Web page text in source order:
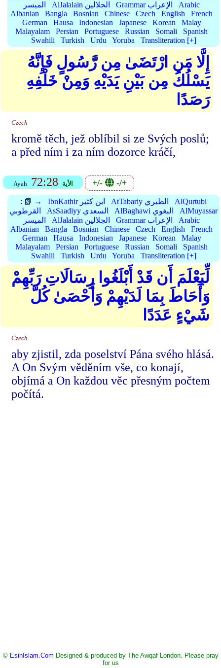
الميسر
AlJalalain الجلالين Grammar الإعراب
Arabic
Albanian
Bangla Bosnian Chinese Czech English
French
German
Hausa Indonesian Japanese Korean
Malay
Malayalam
Persian Portuguese Russian Somali
Spanish
Swahili
Turkish Urdu Yoruba Transliteration [+]
إِلَّا مَنِ ارْتَضَىٰ مِن رَّسُولٍ فَإِنَّهُ
يَسْلُكُ مِن بَيْنِ يَدَيْهِ وَمِنْ خَلْفِهِ
رَصَدًا
Czech
kromě těch, jež oblíbil si ze Svých poslů;
a před ním i za ním dozorce kráčí,
Ayah 72:28 الأية +/- -/+
: 📗 → IbnKathir ابن كثير AtTabariy الطبري
AlQurtubi
القرطوبي
AsSaadiyy السعدي AlBaghawi البغوي
AlMuyassar
الميسر
AlJalalain الجلالين Grammar الإعراب
Arabic
Albanian
Bangla Bosnian Chinese Czech English
French
German
Hausa Indonesian Japanese Korean
Malay
Malayalam
Persian Portuguese Russian Somali
Spanish
Swahili
Turkish Urdu Yoruba Transliteration [+]
لِّيَعْلَمَ أَن قَدْ أَبْلَغُوا رِسَالَاتِ رَبِّهِمْ
وَأَحَاطَ بِمَا لَدَيْهِمْ وَأَحْصَىٰ كُلَّ
شَيْءٍ عَدَدًا
Czech
aby zjistil, zda poselství Pána svého hlásá.
A On Svým věděním vše, co konají,
objímá a On každou věc přesným počtem
počítá.
© EsinIslam.Com Designed & produced by The Awqaf London. Please pray
for us